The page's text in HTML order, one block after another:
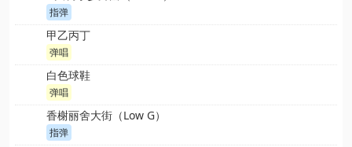
指弹
甲乙丙丁
弹唱
白色球鞋
弹唱
香榭丽舍大街（Low G）
指弹